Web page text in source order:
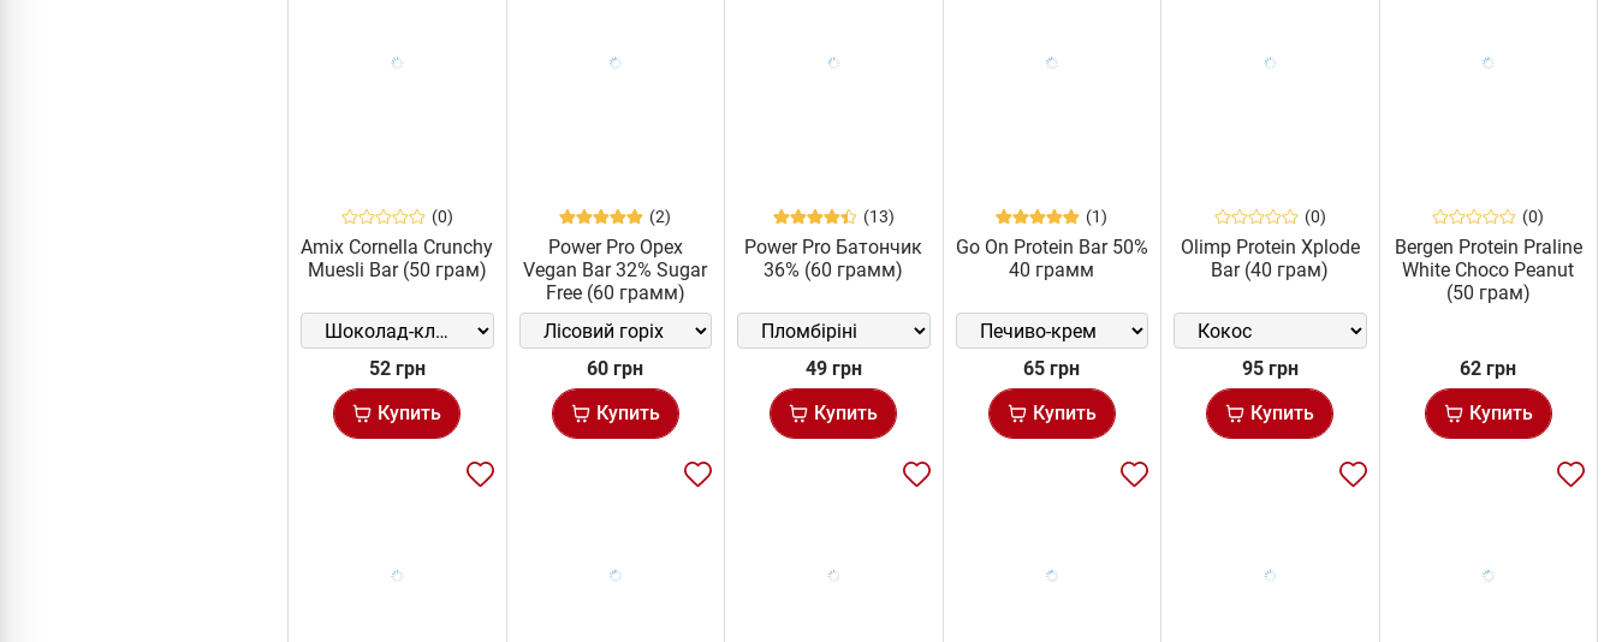
(0)
Amix Cornella Crunchy
Muesli Bar (50 грам)
52 грн
Купить
(2)
Power Pro Орех
Vegan Bar 32% Sugar
Free (60 грамм)
60 грн
Купить
(13)
Power Pro Батончик
36% (60 грамм)
49 грн
Купить
(1)
Go On Protein Bar 50%
40 грамм
65 грн
Купить
(0)
Olimp Protein Xplode
Bar (40 грам)
95 грн
Купить
(0)
Bergen Protein Praline
White Choco Peanut
(50 грам)
62 грн
Купить